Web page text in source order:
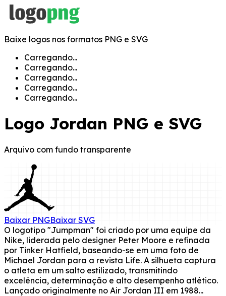
Baixe logos nos formatos PNG e SVG
Carregando...
Carregando...
Carregando...
Carregando...
Carregando...
Logo Jordan PNG e SVG
Arquivo com fundo transparente
Baixar PNGBaixar SVG
O logotipo "Jumpman" foi criado por uma equipe da
Nike, liderada pelo designer Peter Moore e refinada
por Tinker Hatfield, baseando-se em uma foto de
Michael Jordan para a revista Life. A silhueta captura
o atleta em um salto estilizado, transmitindo
excelência, determinação e alto desempenho atlético.
Lançado originalmente no Air Jordan III em 1988...